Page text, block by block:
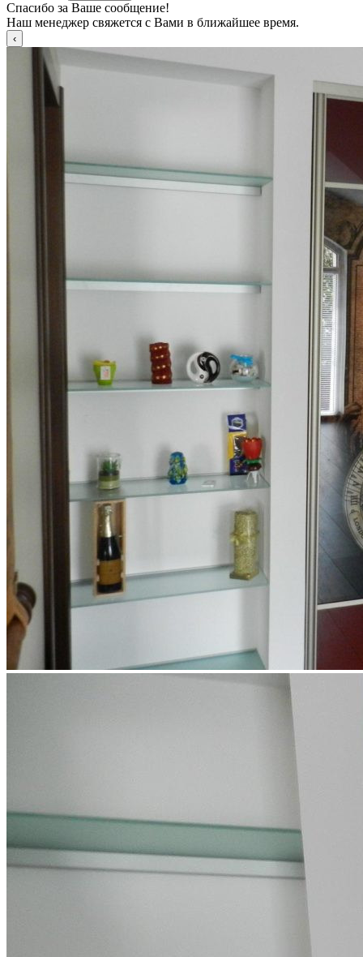
Спасибо за Ваше сообщение!
Наш менеджер свяжется с Вами в ближайшее время.